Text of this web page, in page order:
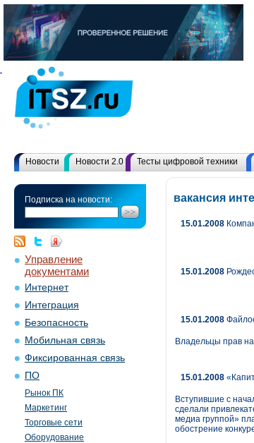
Новости Новости 2.0 Тесты цифровой техники
Подписка на новости:
Управление
документами
Интернет
Интеграция
Безопасность
Мобильная связь
Фиксированная связь
ПО
Рынок ПК
Маркетинг
Торговые сети
Оборудование
вакансия
15.01.2008
15.01.2008
15.01.2008
Владельцы прав
15.01.2008
Вступившие с
сделали
медиа группой»
обострение